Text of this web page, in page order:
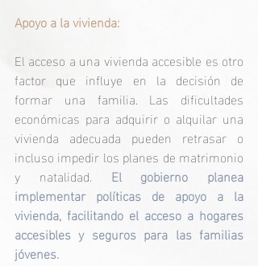
Apoyo a la vivienda:
El acceso a una vivienda accesible es otro
factor que influye en la decisión de
formar una familia. Las dificultades
económicas para adquirir o alquilar una
vivienda adecuada pueden retrasar o
incluso impedir los planes de matrimonio
y natalidad. El gobierno planea
implementar políticas de apoyo a la
vivienda, facilitando el acceso a hogares
accesibles y seguros para las familias
jóvenes.